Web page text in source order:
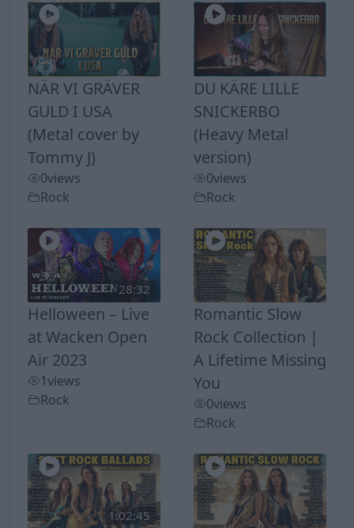
NÄR VI GRÄVER
GULD I USA
(Metal cover by
Tommy J)
0views
Rock
DU KÄRE LILLE
SNICKERBO
(Heavy Metal
version)
0views
Rock
28:32
Helloween – Live
at Wacken Open
Air 2023
1views
Rock
Romantic Slow
Rock Collection |
A Lifetime Missing
You
0views
Rock
1:02:45